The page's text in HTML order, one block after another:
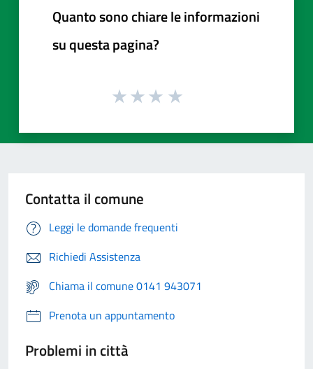
Quanto sono chiare le informazioni
su questa pagina?
Contatta il comune
Leggi le domande frequenti
Richiedi Assistenza
Chiama il comune 0141 943071
Prenota un appuntamento
Problemi in città